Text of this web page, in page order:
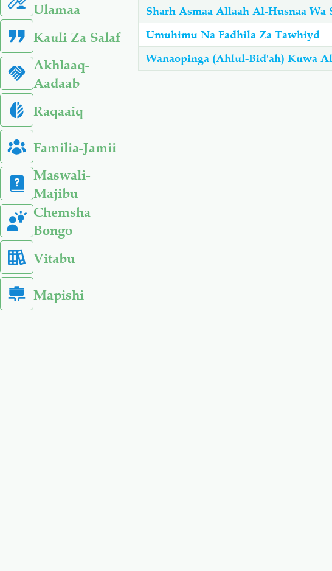
Ulamaa
Kauli Za Salaf
Akhlaaq-
Aadaab
Raqaaiq
Familia-Jamii
Maswali-
Majibu
Chemsha
Bongo
Vitabu
Mapishi
Umuhimu Na Fadhila Za Tawhiyd
Wanaopinga (Ahlul-Bid'ah) Kuwa